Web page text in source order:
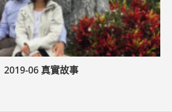
2019-06 真實故事